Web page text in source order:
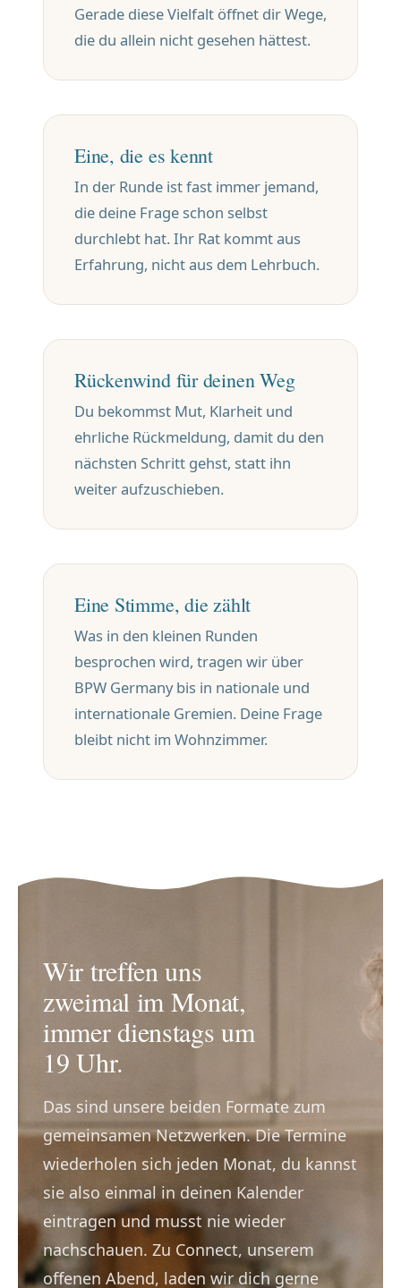
Gerade diese Vielfalt öffnet dir Wege,
die du allein nicht gesehen hättest.
Eine, die es kennt
In der Runde ist fast immer jemand,
die deine Frage schon selbst
durchlebt hat. Ihr Rat kommt aus
Erfahrung, nicht aus dem Lehrbuch.
Rückenwind für deinen Weg
Du bekommst Mut, Klarheit und
ehrliche Rückmeldung, damit du den
nächsten Schritt gehst, statt ihn
weiter aufzuschieben.
Eine Stimme, die zählt
Was in den kleinen Runden
besprochen wird, tragen wir über
BPW Germany bis in nationale und
internationale Gremien. Deine Frage
bleibt nicht im Wohnzimmer.
Wir treffen uns
zweimal im Monat,
immer dienstags um
19 Uhr.
Das sind unsere beiden Formate zum
gemeinsamen Netzwerken. Die Termine
wiederholen sich jeden Monat, du kannst
sie also einmal in deinen Kalender
eintragen und musst nie wieder
nachschauen. Zu Connect, unserem
offenen Abend, laden wir dich gerne